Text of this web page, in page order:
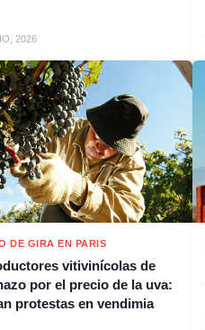
2026
DE GIRA EN PARIS
vitivinícolas de
por el precio de la uva:
protestas en vendimia